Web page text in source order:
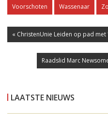
Voorschoten
Wassenaar
« ChristenUnie Leiden op pad
Raadslid Marc
LAATSTE NIEUWS